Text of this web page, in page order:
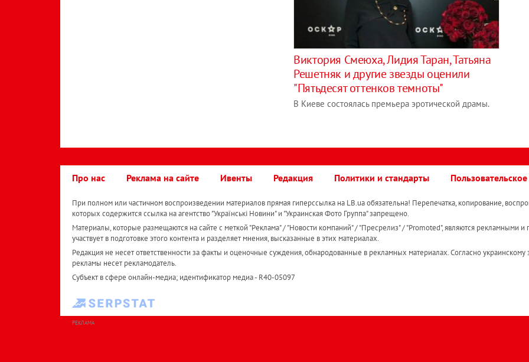
Виктория Смеюха, Лидия Таран, Татьяна
Решетняк и другие звезды оценили
"Пятьдесят оттенков темноты"
В Киеве состоялась премьера эротической драмы.
Про нас Реклама на сайте Ивенты Редакция Политики и стандарты
При полном или частичном воспроизведении материалов прямая гиперссылка на LB.ua обязательна! Перепечатка, копирование,
которых содержится ссылка на агентство "Українськi Новини" и "Украинская Фото Группа" запрещено.
Материалы, которые размещаются на сайте с меткой "Реклама" / "Новости компаний" / "Пресрелиз" / "Promoted", являются рекламными и
участвует в подготовке этого контента и разделяет мнения, высказанные в этих материалах.
Редакция не несет ответственности за факты и оценочные суждения, обнародованные в рекламных материалах. Согласно украинскому
рекламы несет рекламодатель.
Субъект в сфере онлайн-медиа; идентификатор медиа - R40-05097
РЕКЛАМА